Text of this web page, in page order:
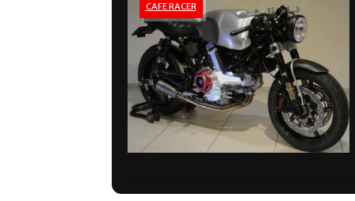
CAFE RACER